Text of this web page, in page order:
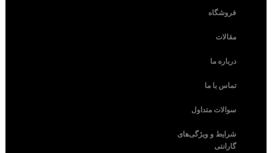
فروشگاه
مقالات
درباره ما
تماس با ما
سوالات متداول
شرایط و ویژگی‌های
گارانتی